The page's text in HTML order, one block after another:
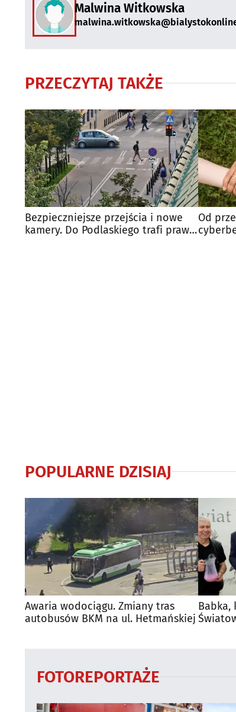
Malwina Witkowska
PRZECZYTAJ TAKŻE
Bezpieczniejsze przejścia i nowe
kamery. Do Podlaskiego trafi prawie
Od
POPULARNE DZISIAJ
Awaria wodociągu. Zmiany tras
autobusów BKM na ul. Hetmańskiej
Babka,
FOTOREPORTAŻE